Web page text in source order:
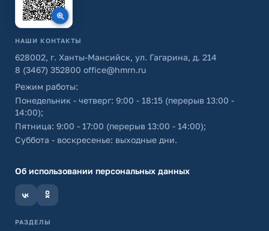
НАШИ КОНТАКТЫ
628002, г. Ханты-Мансийск, ул. Гагарина, д. 214
8 (3467) 352800 office@hmrn.ru
Режим работы:
Понедельник - четверг: 9:00 - 18:15 (перерыв 13:00 -
14:00);
Пятница: 9:00 - 17:00 (перерыв 13:00 - 14:00);
Суббота - воскресенье: выходные дни.
Об использовании персональных данных
РАЗДЕЛЫ